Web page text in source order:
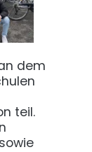
dem
teil.